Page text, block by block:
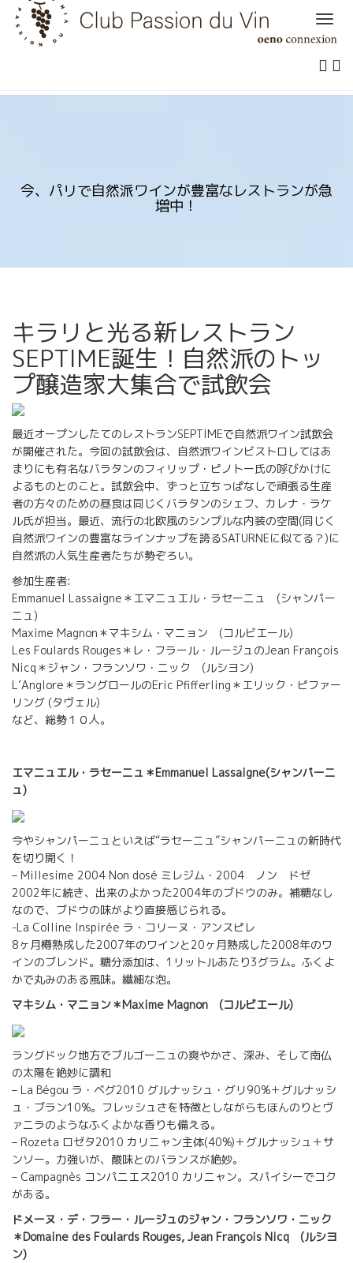
Skip
content
今、パリで自然派ワインが豊富なレストランが急
増中！
キラリと光る新レストラン
SEPTIME誕生！自然派のトッ
プ醸造家大集合で試飲会
最近オープンしたてのレストランSEPTIMEで自然派ワイン試飲会
が開催された。今回の試飲会は、自然派ワインビストロしてはあ
まりにも有名なバラタンのフィリップ・ピノトー氏の呼びかけに
よるものとのこと。試飲会中、ずっと立ちっぱなしで頑張る生産
者の方々のための昼食は同じくバラタンのシェフ、カレナ・ラケ
ル氏が担当。最近、流行の北欧風のシンプルな内装の空間(同じく
自然派ワインの豊富なラインナップを誇るSATURNEに似てる？)に
自然派の人気生産者たちが勢ぞろい。
参加生産者:
Emmanuel Lassaigne＊エマニュエル・ラセーニュ (シャンパー
ニュ)
Maxime Magnon＊マキシム・マニョン (コルビエール)
Les Foulards Rouges＊レ・フラール・ルージュのJean François
Nicq＊ジャン・フランソワ・ニック (ルシヨン)
L’Anglore＊ラングロールのEric Pfifferling＊エリック・ピファー
リング (タヴェル)
など、総勢１０人。
エマニュエル・ラセーニュ＊Emmanuel Lassaigne(シャンパーニ
ュ)
今やシャンパーニュといえば“ラセーニュ”シャンパーニュの新時代
を切り開く！
– Millesime 2004 Non dosé ミレジム・2004 ノン ドゼ
2002年に続き、出来のよかった2004年のブドウのみ。補糖なし
なので、ブドウの味がより直接感じられる。
-La Colline Inspirée ラ・コリーヌ・アンスピレ
8ヶ月樽熟成した2007年のワインと20ヶ月熟成した2008年のワ
インのブレンド。糖分添加は、1リットルあたり3グラム。ふくよ
かで丸みのある風味。繊細な泡。
マキシム・マニョン＊Maxime Magnon (コルビエール)
ラングドック地方でブルゴーニュの爽やかさ、深み、そして南仏
の太陽を絶妙に調和
– La Bégou ラ・ベグ2010 グルナッシュ・グリ90%＋グルナッシ
ュ・ブラン10%。フレッシュさを特徴としながらもほんのりとヴ
ァニラのようなふくよかな香りも備える。
– Rozeta ロゼタ2010 カリニャン主体(40%)＋グルナッシュ＋サ
ンソー。力強いが、酸味とのバランスが絶妙。
– Campagnès コンパニエス2010 カリニャン。スパイシーでコク
がある。
ドメーヌ・デ・フラー・ルージュのジャン・フランソワ・ニック
＊Domaine des Foulards Rouges, Jean François Nicq (ルシヨ
ン)